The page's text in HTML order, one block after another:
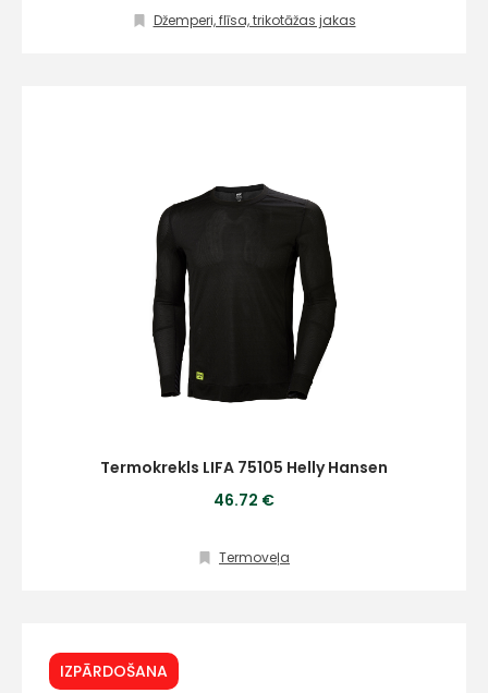
Džemperi, flīsa, trikotāžas jakas
Termokrekls LIFA 75105 Helly Hansen
46.72 €
Termoveļa
IZPĀRDOŠANA